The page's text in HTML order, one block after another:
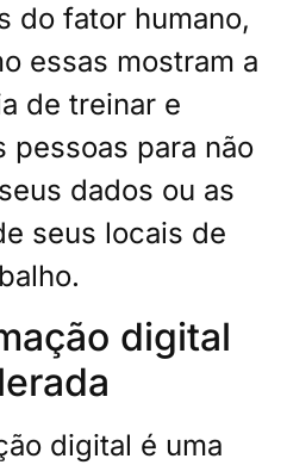
do fator humano,
essas mostram a
de treinar e
pessoas para não
dados ou as
seus locais de
digital
digital é uma